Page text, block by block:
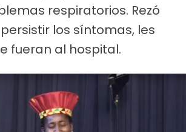
respiratorios. Rezó
los síntomas, les
fueran al hospital.